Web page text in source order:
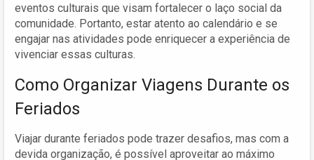
eventos culturais que visam fortalecer o laço social da
comunidade. Portanto, estar atento ao calendário e se
engajar nas atividades pode enriquecer a experiência de
vivenciar essas culturas.
Como Organizar Viagens Durante os
Feriados
Viajar durante feriados pode trazer desafios, mas com a
devida organização, é possível aproveitar ao máximo